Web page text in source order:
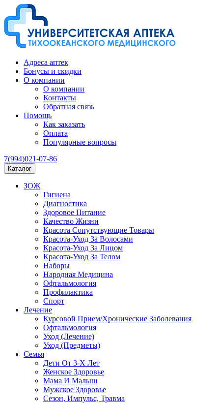
Адреса аптек
Бонусы и скидки
О компании
О компании
Контакты
Обратная связь
Помощь
Как заказать
Оплата
Популярные вопросы
7(994)021-07-86
Каталог
ЗОЖ
Гигиена
Диагностика
Здоровое Питание
Качество Жизни
Красота Сопутствующие Товары
Красота-Уход За Волосами
Красота-Уход За Лицом
Красота-Уход За Телом
Наборы
Народная Медицина
Офтальмология
Профилактика
Спорт
Лечение
Курсовой Прием/Хронические Заболевания
Офтальмология
Уход (Лечение)
Уход (Предметы)
Семья
Дети От 3-Х Лет
Женское Здоровье
Мама И Малыш
Мужское Здоровье
Сезон, Импульс, Травма